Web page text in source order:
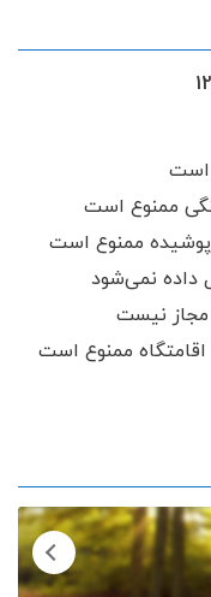
است
ممنوع است
ممنوع است
داده نمی‌شود
مجاز نیست
ممنوع است